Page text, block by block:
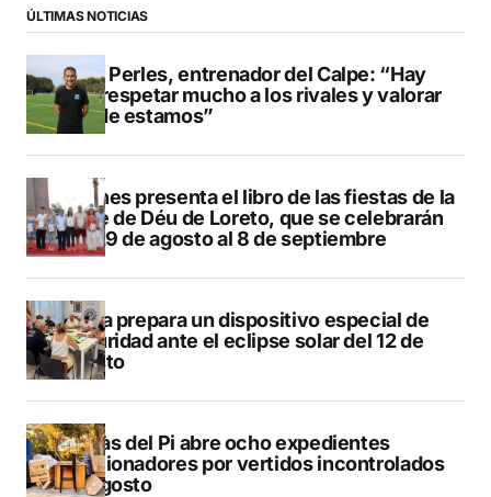
ÚLTIMAS NOTICIAS
Pere Perles, entrenador del Calpe: “Hay
que respetar mucho a los rivales y valorar
dónde estamos”
Duanes presenta el libro de las fiestas de la
Mare de Déu de Loreto, que se celebrarán
del 29 de agosto al 8 de septiembre
Xàbia prepara un dispositivo especial de
seguridad ante el eclipse solar del 12 de
agosto
L’Alfàs del Pi abre ocho expedientes
sancionadores por vertidos incontrolados
en agosto